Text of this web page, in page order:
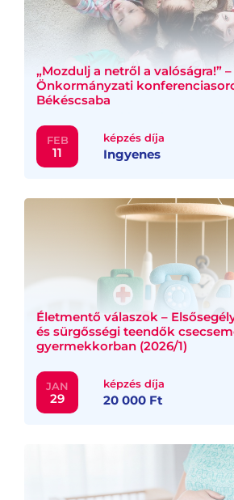
„Mozdulj a netről a valóságra!” –
Önkormányzati
Békéscsaba
FEB
11
képzés díja
Ingyenes
Életmentő válaszok –
és sürgősségi teendők
gyermekkorban (2026/1)
JAN
29
képzés díja
20 000 Ft